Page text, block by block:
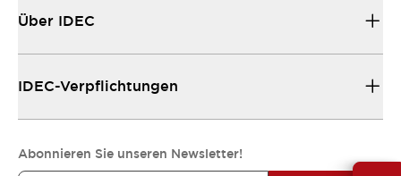
Über IDEC
IDEC-Verpflichtungen
Abonnieren Sie unseren Newsletter!